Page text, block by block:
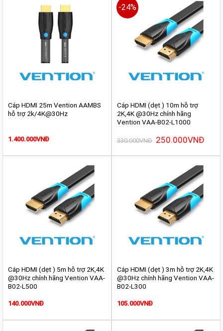
Cáp HDMI 25m Vention AAMBS
hỗ trợ 2k/4K@30Hz
1.400.000VNĐ
-24%
Cáp HDMI (dẹt ) 10m hỗ trợ
2K,4K @30Hz chính hãng
Vention VAA-B02-L1000
330.000VNĐ Giá
gốc
330.000VNĐ.
250.000VNĐGiá
là:
Cáp HDMI (dẹt ) 5m hỗ trợ 2K,4K
@30Hz chính hãng Vention VAA-
B02-L500
140.000VNĐ
Cáp HDMI (dẹt ) 3m hỗ trợ 2K,4K
@30Hz chính hãng Vention VAA-
B02-L300
105.000VNĐ